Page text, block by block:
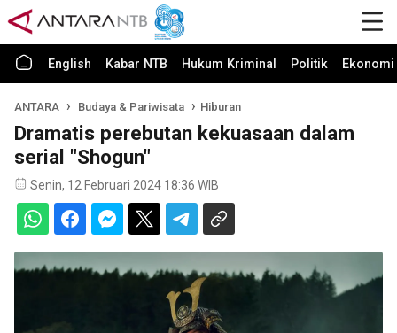
English Kabar NTB Hukum Kriminal Politik
ANTARA Budaya & Pariwisata Hiburan
Dramatis perebutan kekuasaan dalam
serial "Shogun"
Senin, 12 Februari 2024 18:36 WIB